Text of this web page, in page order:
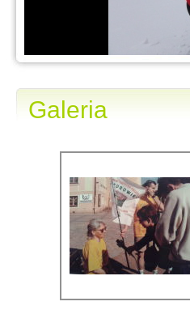
Galeria